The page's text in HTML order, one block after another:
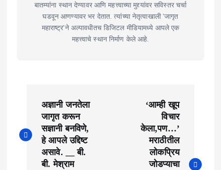
बातम्यांना स्थान देण्यावर आणि महत्त्वाच्या मुद्द्यांवर सविस्तर चर्चा
घडवून आणण्यावर भर देतात. त्यांच्या नेतृत्वाखाली 'जागृत
महाराष्ट्र'ने अल्पावधीतच डिजिटल मीडियामध्ये आपले एक
महत्त्वाचे स्थान निर्माण केले आहे.
s
अज्ञानी जनतेला
जागृत करून
सज्ञानी बनविणे,
हे आपले उद्दिष्ट
असावे. __ बी.
बी. मेश्राम
‘आम्ही खूप
विचार
केला,पण…’
मराठीतील
लोकप्रिय
जोडप्याचा